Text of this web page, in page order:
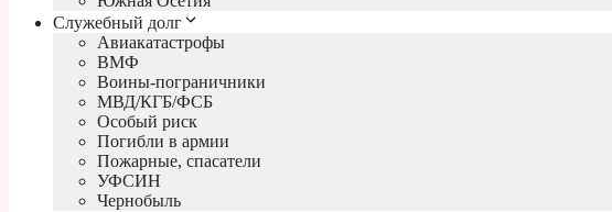
Служебный долг
Авиакатастрофы
ВМФ
Воины-пограничники
МВД/КГБ/ФСБ
Особый риск
Погибли в армии
Пожарные, спасатели
УФСИН
Чернобыль